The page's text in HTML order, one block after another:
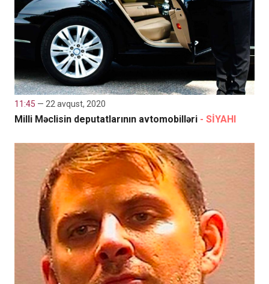
11:45 — 22 avqust, 2020
Milli Məclisin deputatlarının avtomobilləri - SİYAHI